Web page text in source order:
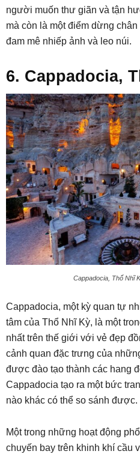
người muốn thư giãn và tận
mà còn là một điểm dừng
đam mê nhiếp ảnh và leo núi.
6. Cappadocia,
Cappadocia, Thổ Nhĩ
Cappadocia, một kỳ quan tự
tâm của Thổ Nhĩ Kỳ, là một
nhất trên thế giới với vẻ đẹp
cảnh quan đặc trưng của
được đào tạo thành các hang
Cappadocia tạo ra một bức
nào khác có thể so sánh được.
Một trong những hoạt động
chuyến bay trên khinh khí cầu